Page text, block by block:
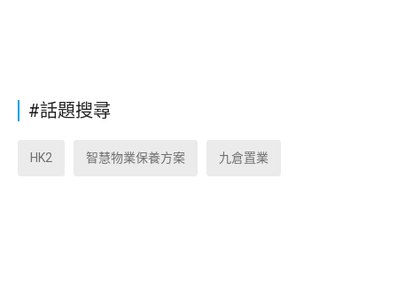
#話題搜尋
HK2 智慧物業保養方案 九倉置業